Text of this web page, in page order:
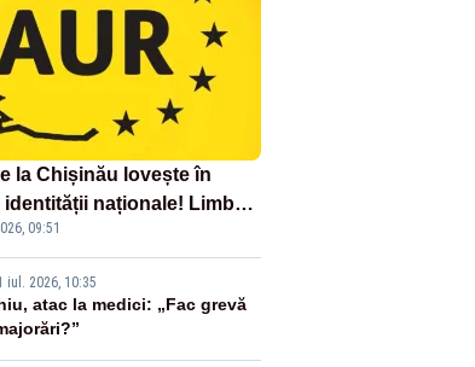
la Chișinău lovește în
naționale! Limba
economisește! Limba
09:51
iul. 2026, 10:35
atac la medici: „Fac grevă